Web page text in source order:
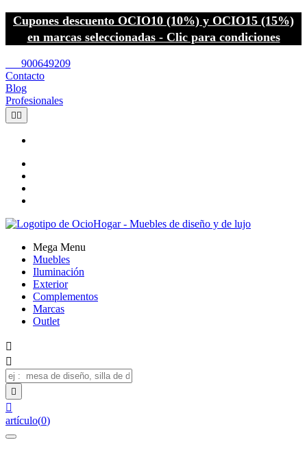
Cupones descuento OCIO10 (10%) y OCIO15 (15%)
en marcas seleccionadas - Clic para condiciones
900649209
Contacto
Blog
Profesionales
 
Mega Menu
Muebles
Iluminación
Exterior
Complementos
Marcas
Outlet




artículo(0)